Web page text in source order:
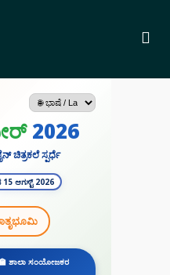
2026
ಚಿತ್ರಕಲೆ ಸ್ಪರ್ಧೆ
15 ಆಗಸ್ಟ್ 2026
ಶಾಲಾ ಸಂಯೋಜಕರ